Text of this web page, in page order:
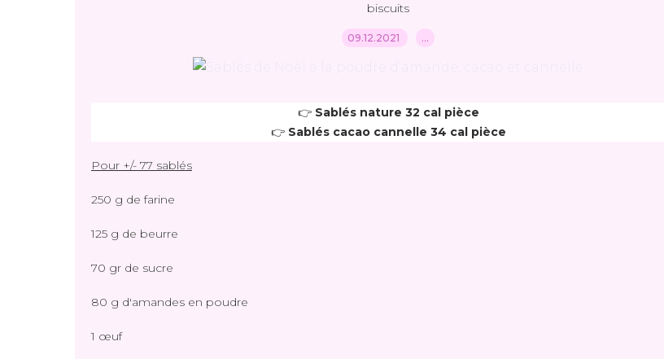
biscuits
09.12.2021 …
👉 Sablés nature 32 cal pièce
👉 Sablés cacao cannelle 34 cal pièce
Pour +/- 77 sablés
250 g de farine
125 g de beurre
70 gr de sucre
80 g d'amandes en poudre
1 œuf